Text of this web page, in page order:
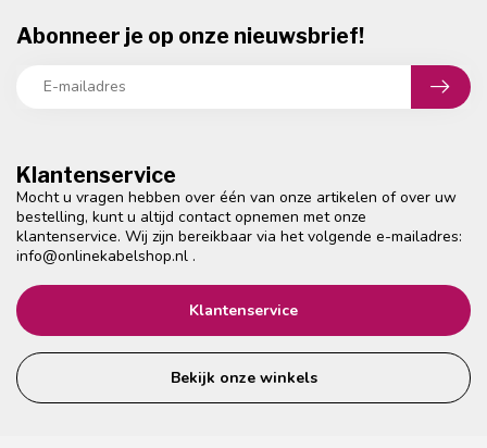
Klantenservice
Mocht u vragen hebben over één van onze artikelen of over uw
bestelling, kunt u altijd contact opnemen met onze
klantenservice. Wij zijn bereikbaar via het volgende e-mailadres:
info@onlinekabelshop.nl .
Klantenservice
Bekijk onze winkels
Abonneer je op onze nieuwsbrief!